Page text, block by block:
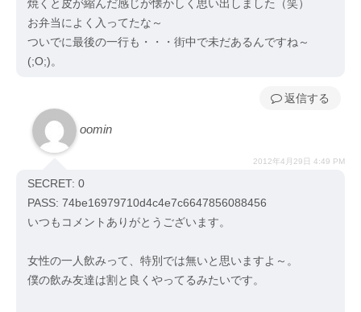
焼くと皮が縮んだ感じが懐かしく思い出しました（笑）
お弁当によく入ってたな～
ついでに最後の一行も・・・街中で未だあるんですね～
(;O;)。
返信
oomin
2012年4月29日 4:49 PM
SECRET: 0
PASS: 74be16979710d4c4e7c6647856088456
いつもコメントありがとうございます。
女性の一人飲みって、特別では無いと思いますよ～。
僕の飲み友達は割と良くやってるみたいです。